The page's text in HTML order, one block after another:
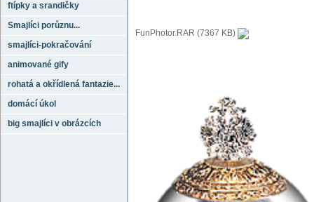
ftípky a srandičky
Smajlíci porůznu...
smajlíci-pokračování
animované gify
rohatá a okřídlená fantazie...
domácí úkol
big smajlíci v obrázcích
FunPhotor.RAR (7367 KB)